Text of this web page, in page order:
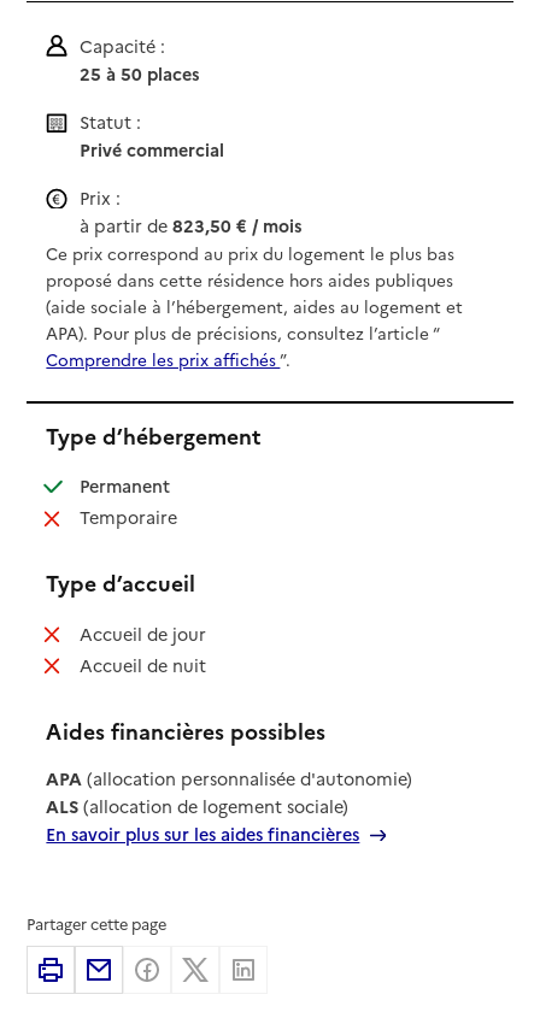
Capacité :
25 à 50 places
Statut :
Privé commercial
Prix :
à partir de823,50 € / mois
Ce prix correspond au prix du logement le plus bas
proposé dans cette résidence hors aides publiques
(aide sociale à l’hébergement, aides au logement et
APA). Pour plus de précisions, consultez l’article “
Comprendre les prix affichés”.
Type d’hébergement
Permanent: disponible
Temporaire: non disponible
Type d’accueil
Accueil de jour: non disponible
Accueil de nuit: non disponible
Aides financières possibles
APA (allocation personnalisée d'autonomie)
ALS (allocation de logement sociale)
En savoir plus sur les aides financières
Partager cette page
ImprimerPartager par email
Partager sur Facebook
Partager sur X